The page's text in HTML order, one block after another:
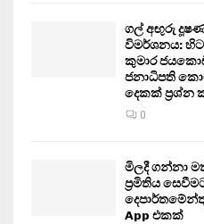
ගල් අඟුරු
විමර්ශනය:
කුමාර
ජනාධිපති
දෙකක් ප්‍රශ්න
0
මිලදී ගන්නා
ප්‍රමිතිය
App එකක්